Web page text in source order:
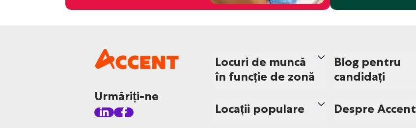
Urmăriți-ne
Locuri de muncă
în funcție de zonă
Locații populare
Blog pentru
candidați
Despre Accent